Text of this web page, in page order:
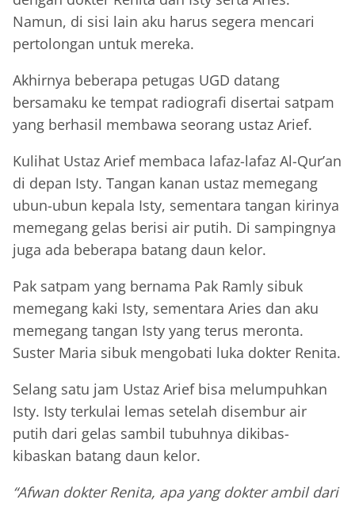
Namun, di sisi lain aku harus segera mencari
pertolongan untuk mereka.
Akhirnya beberapa petugas UGD datang
bersamaku ke tempat radiografi disertai satpam
yang berhasil membawa seorang ustaz Arief.
Kulihat Ustaz Arief membaca lafaz-lafaz Al-Qur’an
di depan Isty. Tangan kanan ustaz memegang
ubun-ubun kepala Isty, sementara tangan kirinya
memegang gelas berisi air putih. Di sampingnya
juga ada beberapa batang daun kelor.
Pak satpam yang bernama Pak Ramly sibuk
memegang kaki Isty, sementara Aries dan aku
memegang tangan Isty yang terus meronta.
Suster Maria sibuk mengobati luka dokter Renita.
Selang satu jam Ustaz Arief bisa melumpuhkan
Isty. Isty terkulai lemas setelah disembur air
putih dari gelas sambil tubuhnya dikibas-
kibaskan batang daun kelor.
“Afwan dokter Renita, apa yang dokter ambil dari